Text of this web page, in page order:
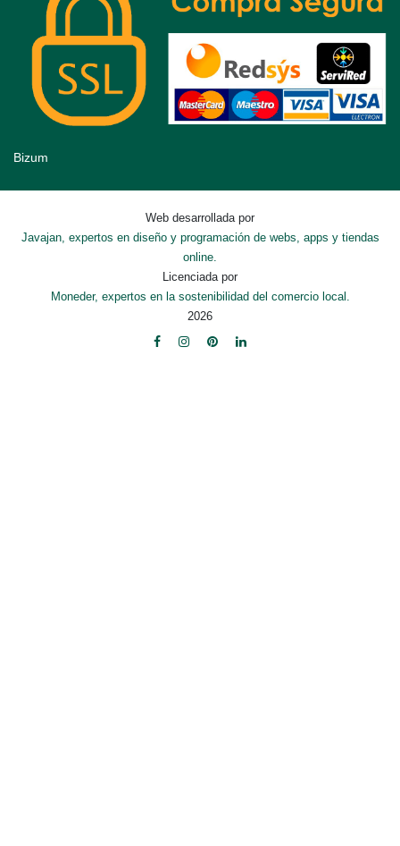
Bizum
Web desarrollada por
Javajan, expertos en diseño y programación de webs, apps y tiendas
online.
Licenciada por
Moneder, expertos en la sostenibilidad del comercio local.
2026